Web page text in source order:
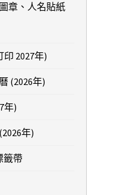
章、人名貼紙
2027年)
(2026年)
年)
年)
籤帶